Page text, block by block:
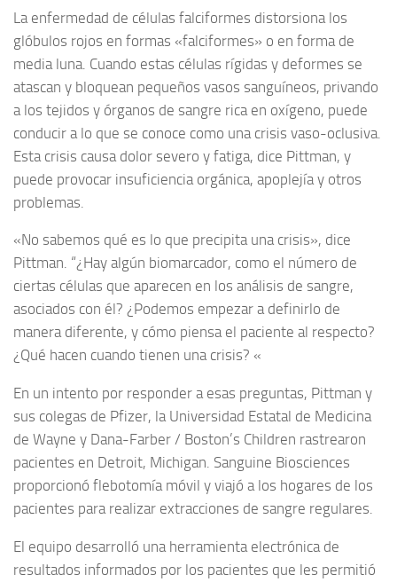
La enfermedad de células falciformes distorsiona los
glóbulos rojos en formas «falciformes» o en forma de
media luna. Cuando estas células rígidas y deformes se
atascan y bloquean pequeños vasos sanguíneos, privando
a los tejidos y órganos de sangre rica en oxígeno, puede
conducir a lo que se conoce como una crisis vaso-oclusiva.
Esta crisis causa dolor severo y fatiga, dice Pittman, y
puede provocar insuficiencia orgánica, apoplejía y otros
problemas.
«No sabemos qué es lo que precipita una crisis», dice
Pittman. “¿Hay algún biomarcador, como el número de
ciertas células que aparecen en los análisis de sangre,
asociados con él? ¿Podemos empezar a definirlo de
manera diferente, y cómo piensa el paciente al respecto?
¿Qué hacen cuando tienen una crisis? «
En un intento por responder a esas preguntas, Pittman y
sus colegas de Pfizer, la Universidad Estatal de Medicina
de Wayne y Dana-Farber / Boston’s Children rastrearon
pacientes en Detroit, Michigan. Sanguine Biosciences
proporcionó flebotomía móvil y viajó a los hogares de los
pacientes para realizar extracciones de sangre regulares.
El equipo desarrolló una herramienta electrónica de
resultados informados por los pacientes que les permitió